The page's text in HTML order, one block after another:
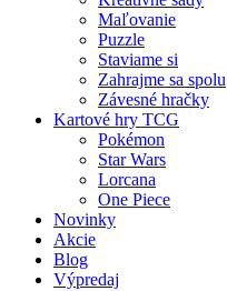
Maľovanie
Puzzle
Staviame si
Zahrajme sa spolu
Závesné hračky
Kartové hry TCG
Pokémon
Star Wars
Lorcana
One Piece
Novinky
Akcie
Blog
Výpredaj